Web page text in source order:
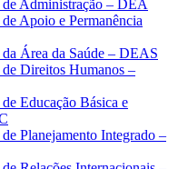
Administração – DEA
Apoio e Permanência
Área da Saúde – DEAS
Direitos Humanos –
Educação Básica e
Planejamento Integrado –